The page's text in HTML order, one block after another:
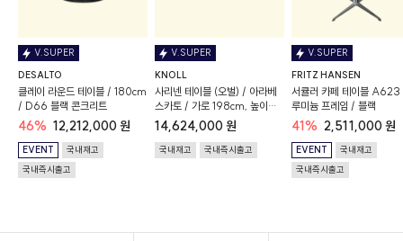
V.SUPER
DESALTO
클레이 라운드 테이블 / 180cm
/ D66 블랙 콘크리트
46% 12,212,000 원
EVENT
국내재고
국내즉시출고
V.SUPER
KNOLL
사리넨 테이블 (오벌) / 아라베
스카토 / 가로 198cm, 높이
74cm / 새틴 마감
14,624,000 원
국내재고 국내즉시출고
V.SUPER
FRITZ HANSEN
서큘러 카페 테이블
루미늄 프레임 / 블랙
41% 2,511,000 원
EVENT
국내재고
국내즉시출고